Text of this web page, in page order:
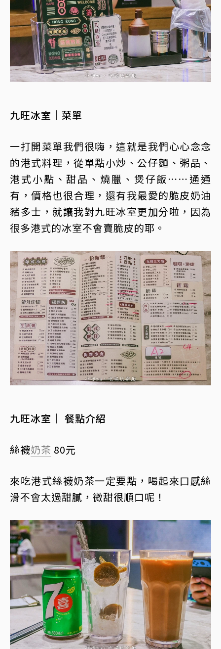
九旺冰室｜菜單
一打開菜單我們很嗨，這就是我們心心念念
的港式料理，從單點小炒、公仔麵、粥品、
港式小點、甜品、燒臘、煲仔飯⋯⋯通通
有，價格也很合理，還有我最愛的脆皮奶油
豬多士，就讓我對九旺冰室更加分啦，因為
很多港式的冰室不會賣脆皮的耶。
九旺冰室｜ 餐點介紹
絲襪奶茶 80元
來吃港式絲襪奶茶一定要點，喝起來口感絲
滑不會太過甜膩，微甜很順口呢！